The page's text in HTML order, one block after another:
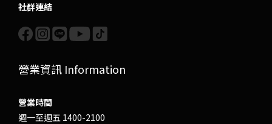
社群連結
營業資訊 Information
營業時間
週一至週五 1400-2100